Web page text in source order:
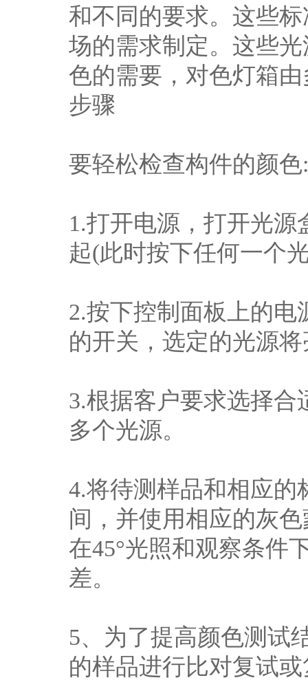
和不同的要求。这些
场的需求制定。这些
色的需要，对色灯箱
步骤
要轻松检查构件的颜色:
1.打开电源，打开光
起(此时按下任何一个
2.按下控制面板上的
的开关，选定的光源
3.根据客户要求选择合
多个光源。
4.将待测样品和相应
间，并使用相应的灰
在45°光照和观察条件
差。
5、为了提高颜色测试
的样品进行比对复试